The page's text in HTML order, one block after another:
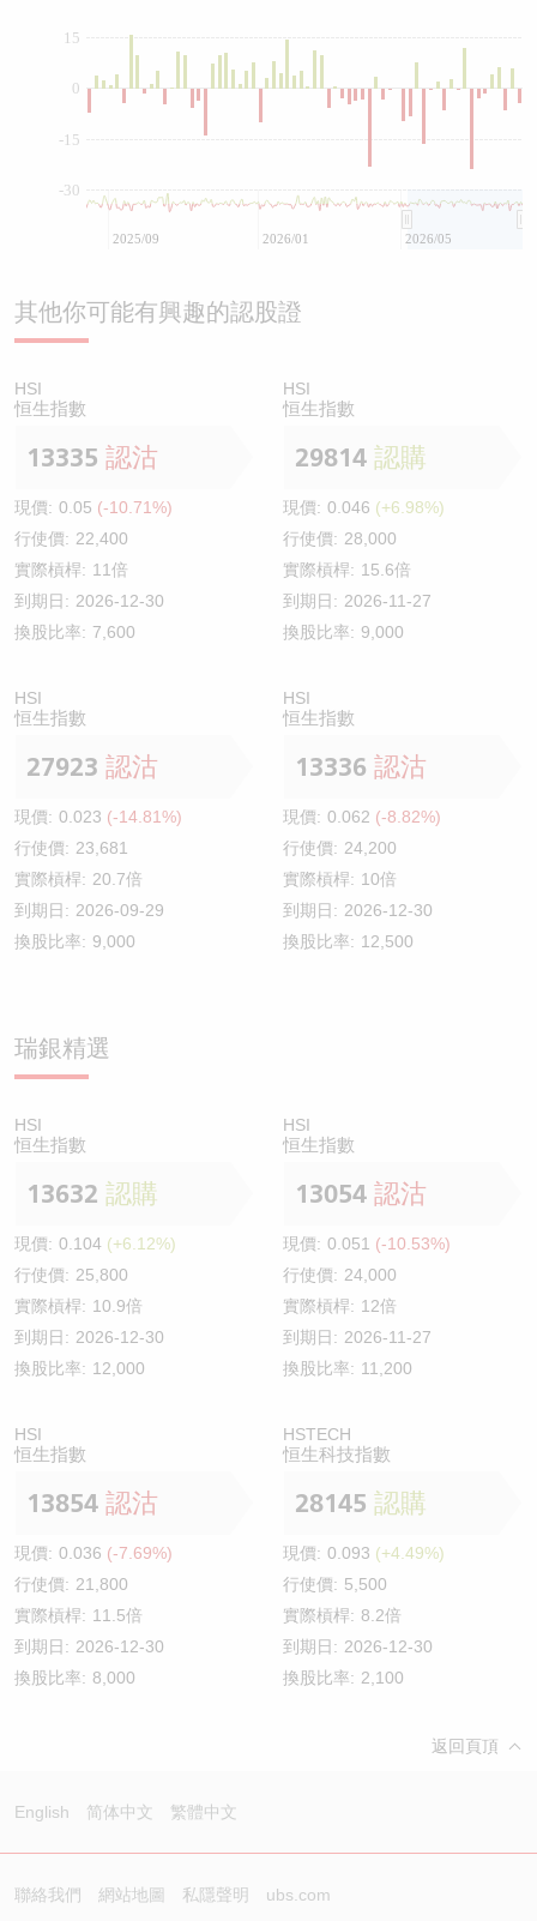
0
-30
-15
15
2025/09 2026/01 2026/05
其他你可能有興趣的認股證
HSI
恒生指數
13335 認沽
現價: 0.05 (-10.71%)
行使價: 22,400
實際槓桿: 11倍
到期日: 2026-12-30
換股比率: 7,600
HSI
恒生指數
29814 認購
現價: 0.046 (+6.98%)
行使價: 28,000
實際槓桿: 15.6倍
到期日: 2026-11-27
換股比率: 9,000
HSI
恒生指數
27923 認沽
現價: 0.023 (-14.81%)
行使價: 23,681
實際槓桿: 20.7倍
到期日: 2026-09-29
換股比率: 9,000
HSI
恒生指數
13336 認沽
現價: 0.062 (-8.82%)
行使價: 24,200
實際槓桿: 10倍
到期日: 2026-12-30
換股比率: 12,500
瑞銀精選
HSI
恒生指數
13632 認購
現價: 0.104 (+6.12%)
行使價: 25,800
實際槓桿: 10.9倍
到期日: 2026-12-30
換股比率: 12,000
HSI
恒生指數
13054 認沽
現價: 0.051 (-10.53%)
行使價: 24,000
實際槓桿: 12倍
到期日: 2026-11-27
換股比率: 11,200
HSI
恒生指數
13854 認沽
現價: 0.036 (-7.69%)
行使價: 21,800
實際槓桿: 11.5倍
到期日: 2026-12-30
換股比率: 8,000
HSTECH
恒生科技指數
28145 認購
現價: 0.093 (+4.49%)
行使價: 5,500
實際槓桿: 8.2倍
到期日: 2026-12-30
換股比率: 2,100
返回頁頂
English 简体中文 繁體中文
聯絡我們 網站地圖 私隱聲明 ubs.com